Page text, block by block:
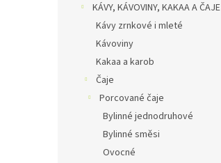
KÁVY, KÁVOVINY, KAKAA A ČAJE
Kávy zrnkové i mleté
Kávoviny
Kakaa a karob
Čaje
Porcované čaje
Bylinné jednodruhové
Bylinné směsi
Ovocné